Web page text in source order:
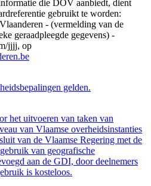
die DOV aanbiedt, dient
gebruikt te worden:
- (vermelding van de
geraadpleegde gegevens) -
jjjj, op
gelden.
het uitvoeren van taken van
van Vlaamse overheidsinstanties
van de Vlaamse Regering met de
van geografische
aan de GDI, door deelnemers
is kosteloos.